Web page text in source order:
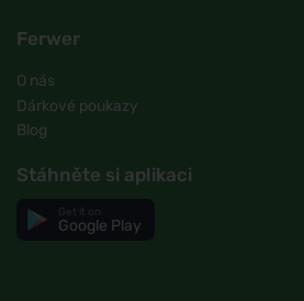
Ferwer
O nás
Dárkové poukazy
Blog
Stáhněte si aplikaci
Google Play